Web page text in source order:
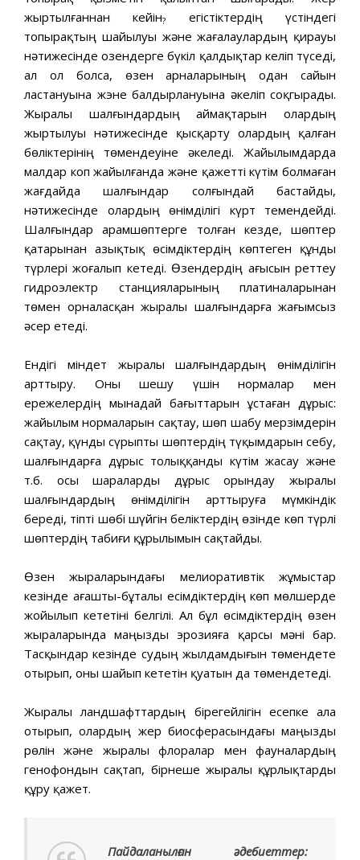
жыртылғаннан кейін?
егістіктердің үстіндегі
топырақтың шайылуы және жағалаулардың қирауы
нәтижесінде озендерге бүкіл қалдықтар келіп түседі,
ал ол болса, өзен арналарының одан сайын
ластануына жэне балдырлануына әкеліп соқгырады.
Жыралы шалғындардың аймақтарын олардың
жыртылуы нәтижесінде қысқарту олардың қалған
бөліктерінің төмендеуіне әкеледі. Жайылымдарда
малдар коп жайылғанда және қажетті күтім болмаған
жағдайда шалғындар солғындай бастайды,
нәтижесінде олардың өнімділігі күрт темендейді.
Шалғындар арамшөптерге толған кезде, шөптер
қатарынан азықтық өсімдіктердің көптеген құнды
түрлері жоғалып кетеді. Өзендердің ағысын реттеу
гидроэлектр станцияларының платиналарынан
төмен орналасқан жыралы шалғындарға жағымсыз
әсер етеді.
Ендігі міндет жыралы шалғындардың өнімділігін
арттыру. Оны шешу үшін нормалар мен
ережелердің мынадай бағыттарын ұстаған дұрыс:
жайылым нормаларын сақтау, шөп шабу мерзімдерін
сақтау, қүнды сүрыпты шөптердің түқымдарын себу,
шалғындарға дұрыс толыққанды күтім жасау және
т.б. осы шараларды дұрыс орындау жыралы
шалғындардың өнімділігін арттыруға мүмкіндік
береді, тіпті шөбі шүйгін беліктердің өзінде көп түрлі
шөптердің табиғи құрылымын сақтайды.
Өзен жыраларындағы мелиоративтік жұмыстар
кезінде ағашты-бұталы есімдіктердің көп мөлшерде
жойылып кететіні белгілі. Ал бұл өсімдіктердің өзен
жыраларында маңызды эрозияға қарсы мәні бар.
Тасқындар кезінде судың жылдамдығын төмендете
отырып, оны шайып кететін қуатын да төмендетеді.
Жыралы ландшафттардың бірегейлігін есепке ала
отырып, олардың жер биосферасындағы маңызды
рөлін және жыралы флоралар мен фауналардың
генофондын сақтап, бірнеше жыралы құрлықтарды
құру қажет.
Пайдаланылған әдебиеттер: